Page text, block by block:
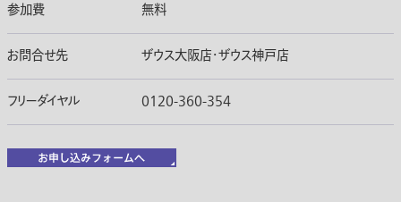
参加費 無料
お問合せ先 ザウス大阪店・ザウス神戸店
フリーダイヤル 0120-360-354